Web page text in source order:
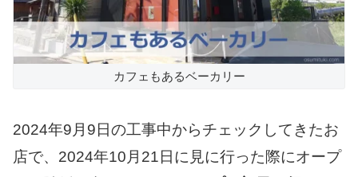
カフェもあるベーカリー
2024年9月9日の工事中からチェックしてきたお
店で、2024年10月21日に見に行った際にオープ